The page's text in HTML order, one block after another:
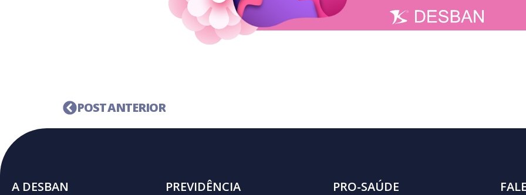
POST ANTERIOR
A DESBAN PREVIDÊNCIA PRO-SAÚDE